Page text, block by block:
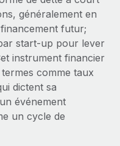
partout dans le monde
liées à l’emploi
en toute simplicité
aux autres
pour les RH et la
croissance
freelances
et les vitesses de
généralement en
futur;
start-up pour lever
instrument financier
comme taux
dictent sa
événement
un cycle de